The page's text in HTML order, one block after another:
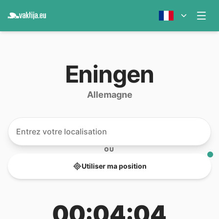
Eningen
Allemagne
OU
Utiliser ma position